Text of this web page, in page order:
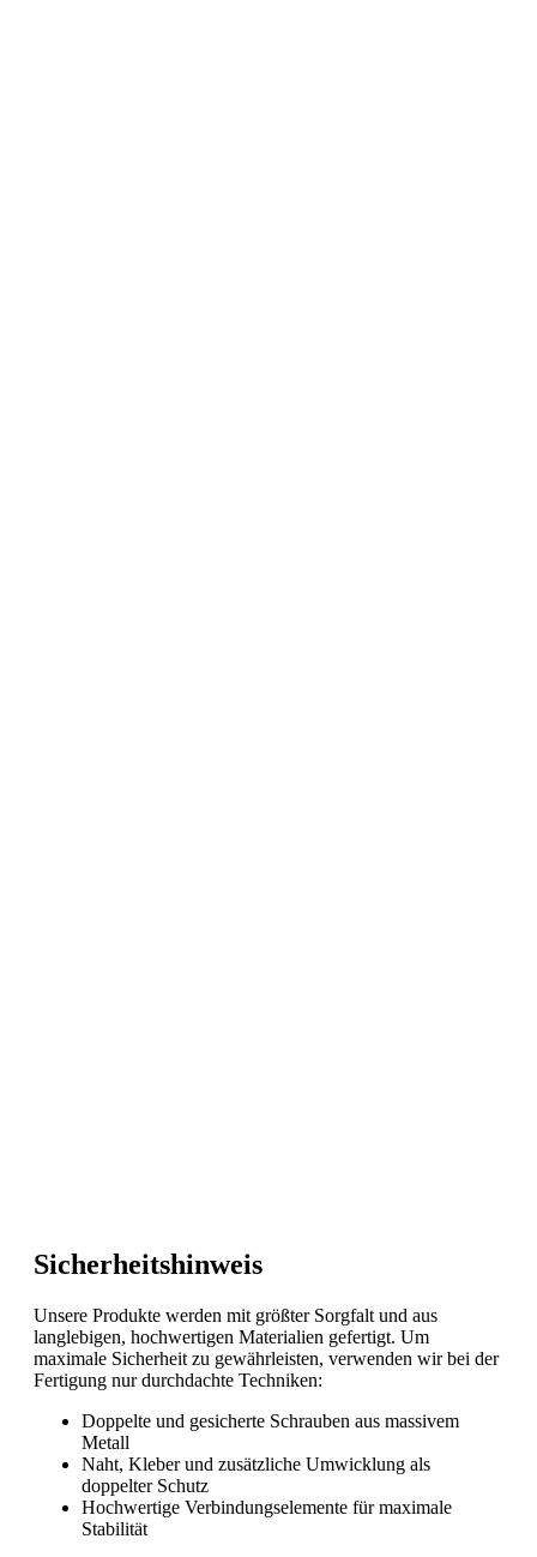
Sicherheitshinweis
Unsere Produkte werden mit größter Sorgfalt und aus
langlebigen, hochwertigen Materialien gefertigt. Um
maximale Sicherheit zu gewährleisten, verwenden wir bei der
Fertigung nur durchdachte Techniken:
Doppelte und gesicherte Schrauben aus massivem
Metall
Naht, Kleber und zusätzliche Umwicklung als
doppelter Schutz
Hochwertige Verbindungselemente für maximale
Stabilität